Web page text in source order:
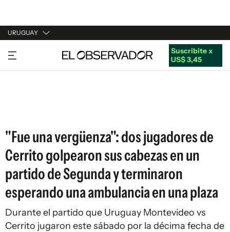
URUGUAY
URUGUAY
ARGENTINA
Suscribite x
US$ 3,45
"Fue una vergüenza": dos jugadores de
Cerrito golpearon sus cabezas en un
partido de Segunda y terminaron
esperando una ambulancia en una plaza
Durante el partido que Uruguay Montevideo vs
Cerrito jugaron este sábado por la décima fecha de